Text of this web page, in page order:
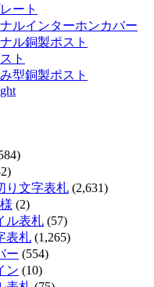
ート
ルインターホンカバー
ル銅製ポスト
ト
型銅製ポスト
り文字表札 (2,631)
(2)
ル表札 (57)
表札 (1,265)
ー (554)
ン (10)